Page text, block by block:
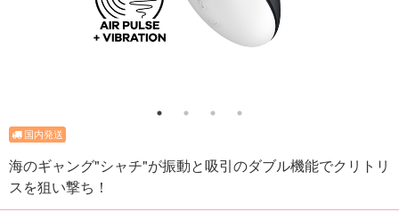
海のギャング"シャチ"が振動と吸引のダブル機能でクリトリ
スを狙い撃ち！